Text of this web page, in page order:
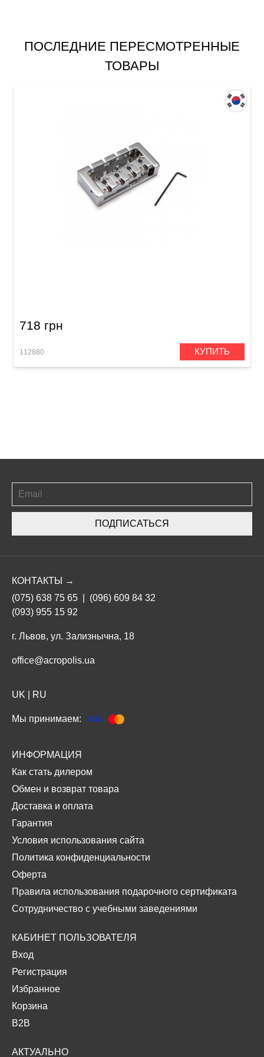
ПОСЛЕДНИЕ ПЕРЕСМОТРЕННЫЕ
ТОВАРЫ
718 грн
112880 КУПИТЬ
ПОДПИСАТЬСЯ
КОНТАКТЫ →
(075) 638 75 65
(096) 609 84 32
(093) 955 15 92
г. Львов, ул. Зализнычна, 18
office@acropolis.ua
UK RU
Мы принимаем:
ИНФОРМАЦИЯ
Как стать дилером
Обмен и возврат товара
Доставка и оплата
Гарантия
Условия использования сайта
Политика конфиденциальности
Оферта
Правила использования подарочного сертификата
Сотрудничество с учебными заведениями
КАБИНЕТ ПОЛЬЗОВАТЕЛЯ
Вход
Регистрация
Избранное
Корзина
B2B
АКТУАЛЬНО